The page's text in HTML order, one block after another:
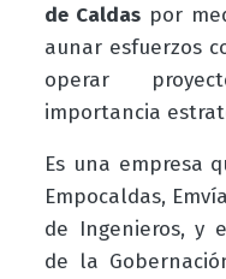
de Caldas por
aunar esfuerzos
operar
importancia
Es una empresa
Empocaldas,
de Ingenieros, y
de la